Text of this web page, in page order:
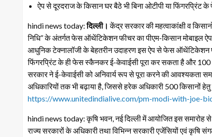
ऐप से दूरदराज के किसान घर बैठे भी बिना ओटीपी या
hindi news today:दिल्ली। केंद्र सरकार की महत्वाकांक्षी व
निधि” के अंतर्गत फेस ऑथेंटिकेशन फीचर का पीएम-किसान मोबाइल
आधुनिक टेक्नालॉजी के बेहतरीन उदाहरण इस ऐप से फेस ऑथेंटिकेशन
फिंगरप्रिंट के ही फेस स्कैनकर ई-केवाईसी पूरा कर सकता है और
सरकार ने ई-केवाईसी को अनिवार्य रूप से पूरा करने की आवश्यकता
अधिकारियों तक भी बढ़ाया है, जिससे हरेक अधिकारी 500 किसानों
https://www.unitedindialive.com/pm-modi-with-joe-
hindi news today: कृषि भवन, नई दिल्ली में आयोजित इस समारोह
राज्य सरकारों के अधिकारी तथा विभिन्न सरकारी एजेंसियों एवं